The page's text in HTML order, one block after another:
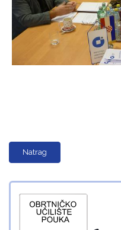
Natrag